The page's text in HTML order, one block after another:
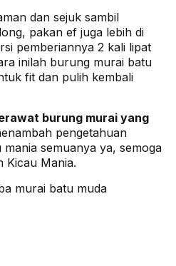
dan sejuk sambil
pakan ef juga lebih di
pemberiannya 2 kali lipat
inilah burung murai batu
fit dan pulih kembali
burung murai yang
pengetahuan
semuanya ya, semoga
Kicau Mania.
murai batu muda